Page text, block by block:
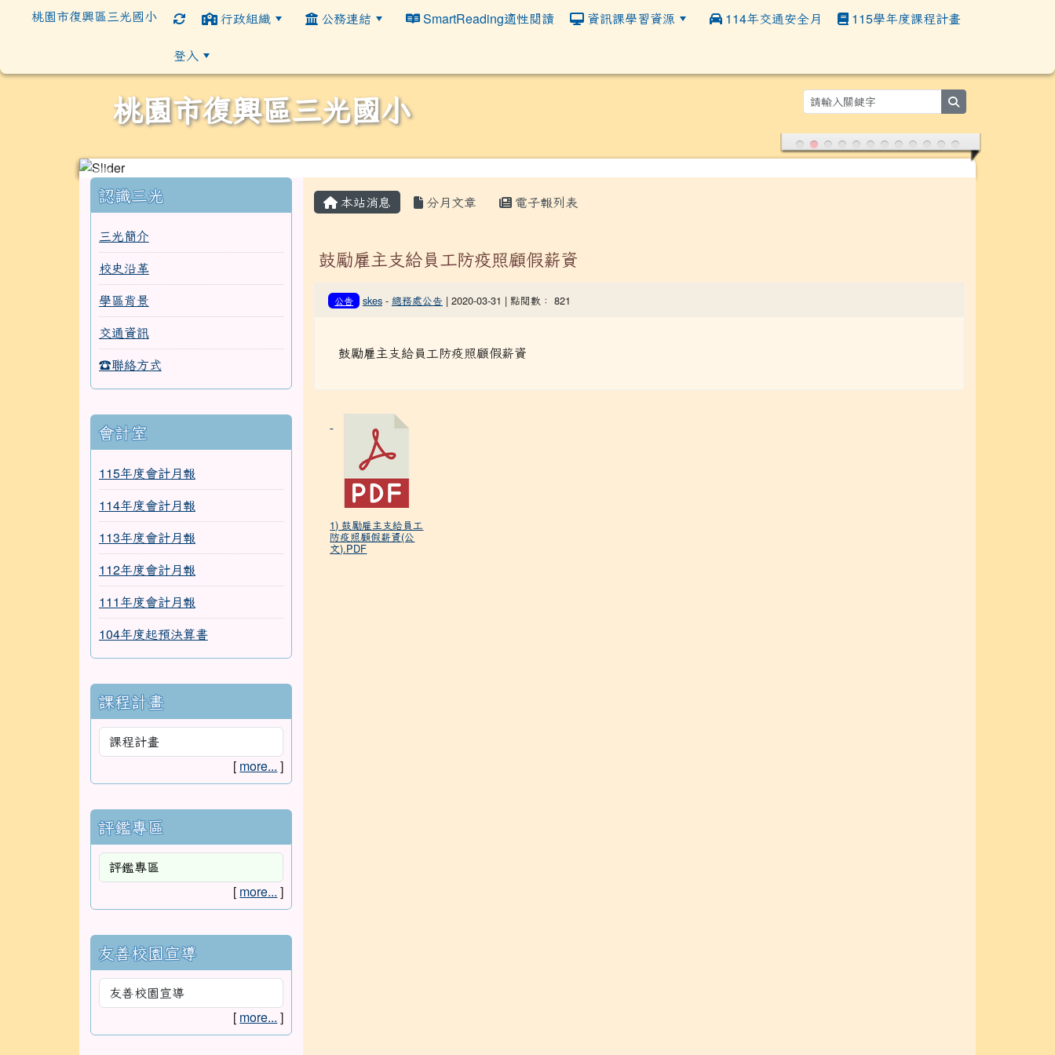
桃園市復興區三光國小 行政組織 公務連結 SmartReading適性閱讀 資訊課學習資源 114年交通安全月 115學年度課程計畫
登入
桃園市復興區三光國小
本站消息 分月文章 電子報列表
鼓勵雇主支給員工防疫照顧假薪資
公告 skes- 總務處公告 | 2020-03-31 | 點閱數： 821
鼓勵雇主支給員工防疫照顧假薪資
1) 鼓勵雇主支給員工
防疫照顧假薪資(公
文).PDF
::: 認識三光
三光簡介
校史沿革
學區背景
交通資訊
☎聯絡方式
會計室
115年度會計月報
114年度會計月報
113年度會計月報
112年度會計月報
111年度會計月報
104年度起預決算書
課程計畫
[ more... ]
評鑑專區
[ more... ]
友善校園宣導
[ more... ]